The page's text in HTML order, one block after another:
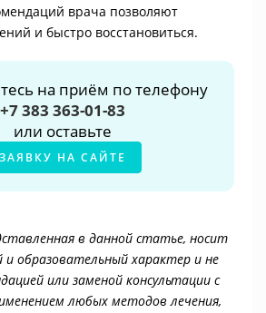
врача позволяют
и быстро восстановиться.
на приём по телефону
+7 383 363-01-83
или оставьте
ЗАЯВКУ НА САЙТЕ
в данной статье, носит
образовательный характер и не
или заменой консультации с
любых методов лечения,